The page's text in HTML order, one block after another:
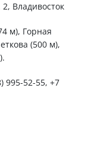
Владивосток
м), Горная
(500 м),
995-52-55, +7